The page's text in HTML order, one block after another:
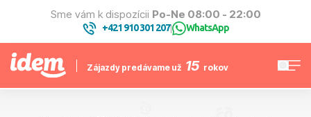
Sme vám k dispozícii Po-Ne 08:00 - 22:00
+421 910 301 207| WhatsApp
Zájazdy predávame už 15 rokov